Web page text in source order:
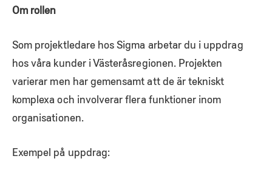
Om rollen
Som projektledare hos Sigma arbetar du i uppdrag
hos våra kunder i Västeråsregionen. Projekten
varierar men har gemensamt att de är tekniskt
komplexa och involverar flera funktioner inom
organisationen.
Exempel på uppdrag: